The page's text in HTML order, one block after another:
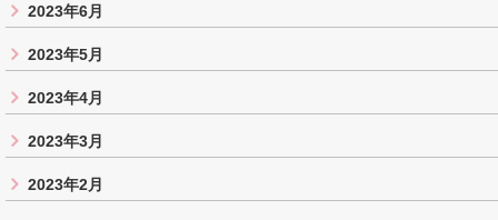
2023年6月
2023年5月
2023年4月
2023年3月
2023年2月